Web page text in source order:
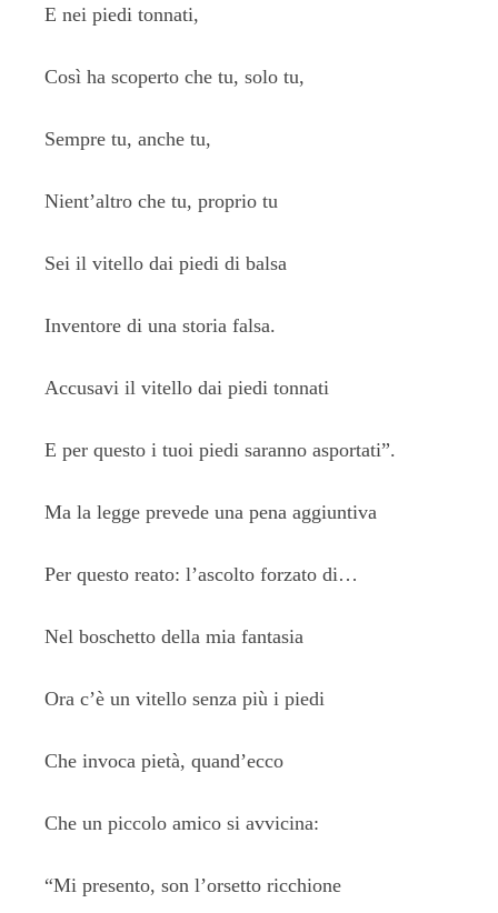
E nei piedi tonnati,
Così ha scoperto che tu, solo tu,
Sempre tu, anche tu,
Nient’altro che tu, proprio tu
Sei il vitello dai piedi di balsa
Inventore di una storia falsa.
Accusavi il vitello dai piedi tonnati
E per questo i tuoi piedi saranno asportati”.
Ma la legge prevede una pena aggiuntiva
Per questo reato: l’ascolto forzato di…
Nel boschetto della mia fantasia
Ora c’è un vitello senza più i piedi
Che invoca pietà, quand’ecco
Che un piccolo amico si avvicina:
“Mi presento, son l’orsetto ricchione